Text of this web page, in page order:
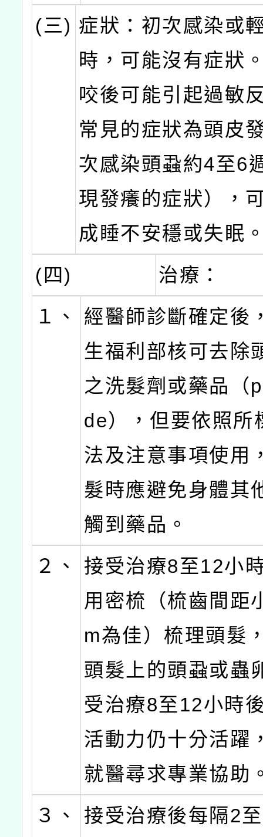
(三) 症狀：初次感染或
時，可能沒有症狀
咬後可能引起過敏
常見的症狀為頭皮
次感染頭蝨約4至6
現發癢的症狀），
成睡不安穩或失眠
(四)
治療：
１、
經醫師診斷確定後
生福利部核可去除
之洗髮劑或藥品（
de），但要依照所
法及注意事項使用
髮時應避免身體其
觸到藥品。
２、
接受治療8至12小
用密梳（梳齒間距
m為佳）梳理頭髮
頭髮上的頭蝨或蟲
受治療8至12小時
活動力仍十分活躍
就醫尋求專業協助
３、
接受治療後每隔2